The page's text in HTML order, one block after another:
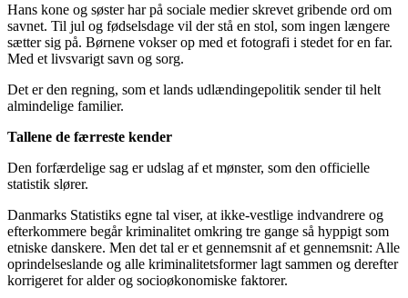
Hans kone og søster har på sociale medier skrevet gribende ord om
savnet. Til jul og fødselsdage vil der stå en stol, som ingen længere
sætter sig på. Børnene vokser op med et fotografi i stedet for en far.
Med et livsvarigt savn og sorg.
Det er den regning, som et lands udlændingepolitik sender til helt
almindelige familier.
Tallene de færreste kender
Den forfærdelige sag er udslag af et mønster, som den officielle
statistik slører.
Danmarks Statistiks egne tal viser, at ikke-vestlige indvandrere og
efterkommere begår kriminalitet omkring tre gange så hyppigt som
etniske danskere. Men det tal er et gennemsnit af et gennemsnit: Alle
oprindelseslande og alle kriminalitetsformer lagt sammen og derefter
korrigeret for alder og socioøkonomiske faktorer.